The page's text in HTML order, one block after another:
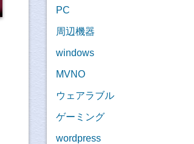
PC
周辺機器
windows
MVNO
ウェアラブル
ゲーミング
wordpress